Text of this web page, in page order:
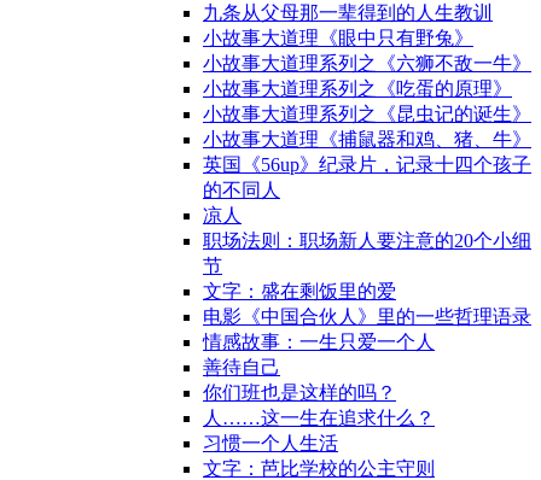
九条从父母那一辈得到的人生教训
小故事大道理《眼中只有野兔》
小故事大道理系列之《六狮不敌一牛》
小故事大道理系列之《吃蛋的原理》
小故事大道理系列之《昆虫记的诞生》
小故事大道理《捕鼠器和鸡、猪、牛》
英国《56up》纪录片，记录十四个孩子
的不同人
凉人
职场法则：职场新人要注意的20个小细
节
文字：盛在剩饭里的爱
电影《中国合伙人》里的一些哲理语录
情感故事：一生只爱一个人
善待自己
你们班也是这样的吗？
人……这一生在追求什么？
习惯一个人生活
文字：芭比学校的公主守则